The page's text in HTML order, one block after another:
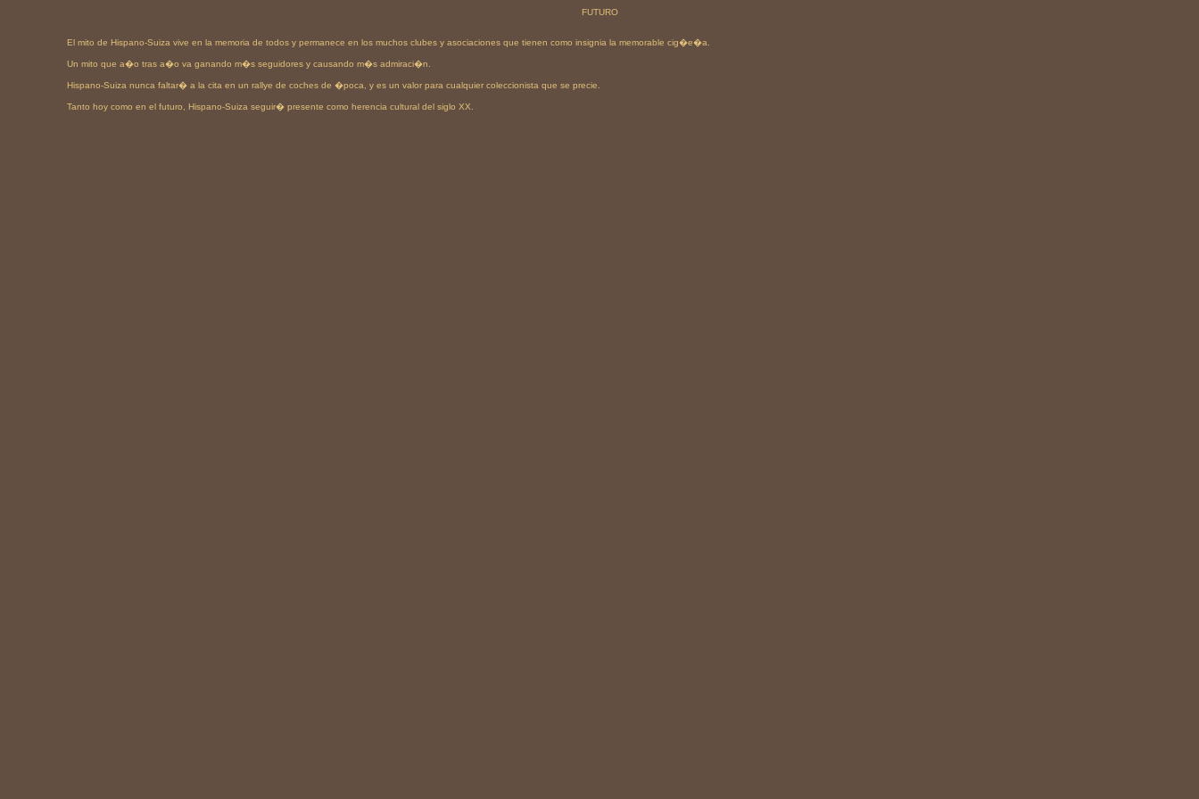
FUTURO
El mito de Hispano-Suiza vive en la memoria de todos y permanece en los muchos clubes y asociaciones que tienen como insignia la memorable cig�e�a.
Un mito que a�o tras a�o va ganando m�s seguidores y causando m�s admiraci�n.
Hispano-Suiza nunca faltar� a la cita en un rallye de coches de �poca, y es un valor para cualquier coleccionista que se precie.
Tanto hoy como en el futuro, Hispano-Suiza seguir� presente como herencia cultural del siglo XX.